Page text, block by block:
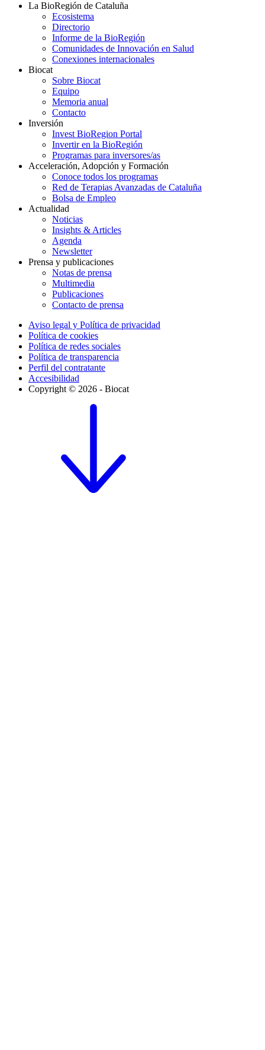
La BioRegión de Cataluña
Ecosistema
Directorio
Informe de la BioRegión
Comunidades de Innovación en Salud
Conexiones internacionales
Biocat
Sobre Biocat
Equipo
Memoria anual
Contacto
Inversión
Invest BioRegion Portal
Invertir en la BioRegión
Programas para inversores/as
Acceleración, Adopción y Formación
Conoce todos los programas
Red de Terapias Avanzadas de Cataluña
Bolsa de Empleo
Actualidad
Noticias
Insights & Articles
Agenda
Newsletter
Prensa y publicaciones
Notas de prensa
Multimedia
Publicaciones
Contacto de prensa
Aviso legal y Política de privacidad
Política de cookies
Política de redes sociales
Política de transparencia
Perfil del contratante
Accesibilidad
Copyright © 2026 - Biocat